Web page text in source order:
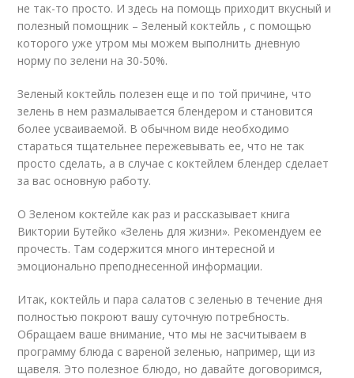
не так-то просто. И здесь на помощь приходит вкусный и
полезный помощник – Зеленый коктейль , с помощью
которого уже утром мы можем выполнить дневную
норму по зелени на 30-50%.
Зеленый коктейль полезен еще и по той причине, что
зелень в нем размалывается блендером и становится
более усваиваемой. В обычном виде необходимо
стараться тщательнее пережевывать ее, что не так
просто сделать, а в случае с коктейлем блендер сделает
за вас основную работу.
О Зеленом коктейле как раз и рассказывает книга
Виктории Бутейко «Зелень для жизни». Рекомендуем ее
прочесть. Там содержится много интересной и
эмоционально преподнесенной информации.
Итак, коктейль и пара салатов с зеленью в течение дня
полностью покроют вашу суточную потребность.
Обращаем ваше внимание, что мы не засчитываем в
программу блюда с вареной зеленью, например, щи из
щавеля. Это полезное блюдо, но давайте договоримся,